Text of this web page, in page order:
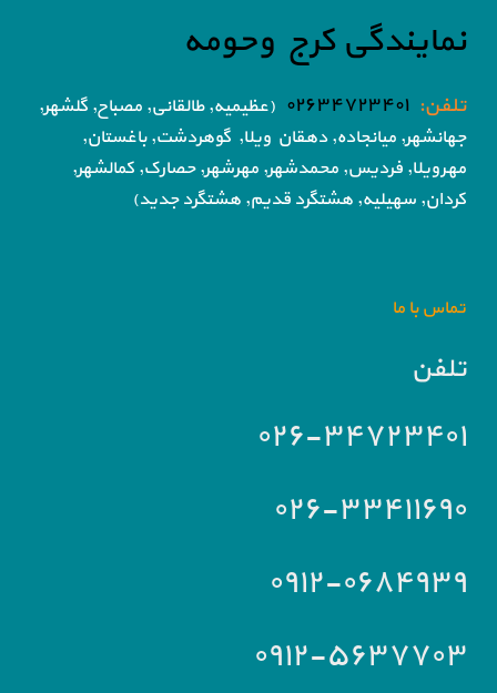
نمایندگی کرج وحومه
تلفن: ۰۲۶۳۴۷۲۳۴۰۱
(عظیمیه, طالقانی, مصباح, گلشهر,
جهانشهر, میانجاده, دهقان ویلا, گوهردشت, باغستان,
مهرویلا, فردیس, محمدشهر, مهرشهر, حصارک, کمالشهر,
کردان, سهیلیه, هشتگرد قدیم, هشتگرد جدید)
تماس با ما
تلفن
۰۲۶-۳۴۷۲۳۴۰۱
۰۲۶-۳۳۴۱۱۶۹۰
۰۹۱۲-۰۶۸۴۹۳۹
۰۹۱۲-۵۶۳۷۷۰۳